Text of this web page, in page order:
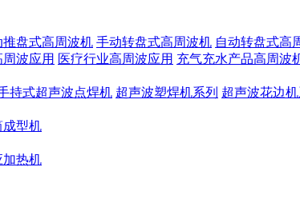
推盘式高周波机 手动转盘式高周波机 自动转盘式高
波应用 医疗行业高周波应用 充气充水产品高周波
持式超声波点焊机 超声波塑焊机系列 超声波花边机
成型机
加热机